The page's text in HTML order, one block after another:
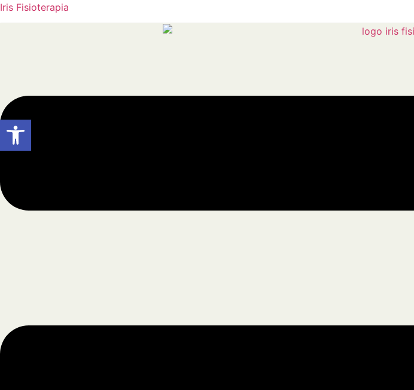
Iris Fisioterapia
Abrir barra de herramientas